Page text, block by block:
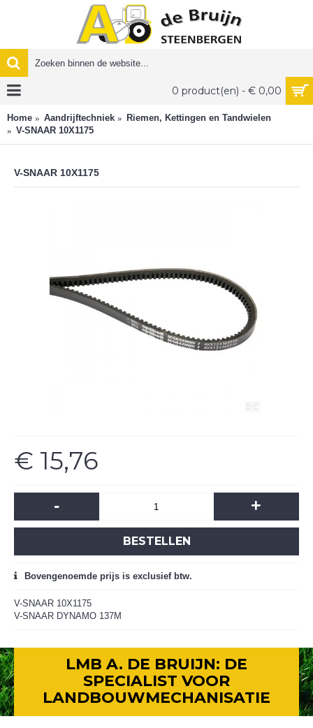
0 product(en) - € 0,00
Home Aandrijftechniek
Riemen, Kettingen en Tandwielen
V-SNAAR 10X1175
V-SNAAR 10X1175
€ 15,76
- +
BESTELLEN
Bovengenoemde prijs is exclusief btw.
V-SNAAR 10X1175
V-SNAAR DYNAMO 137M
LMB A. DE BRUIJN: DE
SPECIALIST VOOR
LANDBOUWMECHANISATIE